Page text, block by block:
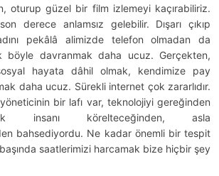
oturup güzel bir film izlemeyi kaçırabiliriz.
derece anlamsız gelebilir. Dışarı çıkıp
pekâlâ alimizde telefon olmadan da
böyle davranmak daha ucuz. Gerçekten,
hayata dâhil olmak, kendimize pay
daha ucuz. Sürekli internet çok zararlıdır.
yöneticinin bir lafı var, teknolojiyi gereğinden
insanı körelteceğinden, asla
bahsediyordu. Ne kadar önemli bir tespit
saatlerimizi harcamak bize hiçbir şey